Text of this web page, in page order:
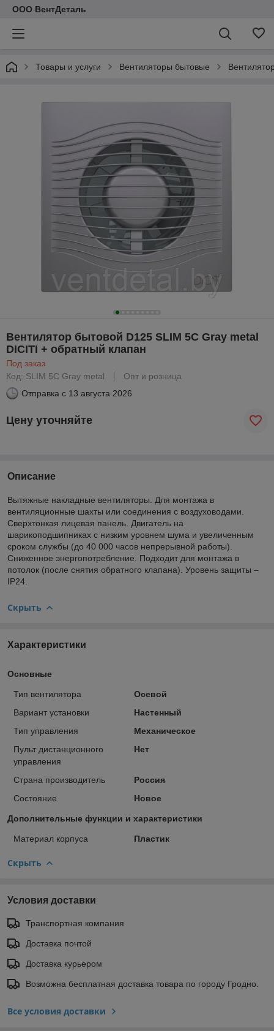
ООО ВентДеталь
Товары и услуги Вентиляторы бытовые
Вентилятор бытовой D125 SLIM 5C Gray metal
DICITI + обратный клапан
Под заказ
Код: SLIM 5C Gray metal
Опт и розница
Отправка с 13 августа 2026
Цену уточняйте
Описание
Вытяжные накладные вентиляторы. Для монтажа в
вентиляционные шахты или соединения с воздуховодами.
Сверхтонкая лицевая панель. Двигатель на
шарикоподшипниках с низким уровнем шума и увеличенным
сроком службы (до 40 000 часов непрерывной работы).
Сниженное энергопотребление. Подходит для монтажа в
потолок (после снятия обратного клапана). Уровень защиты –
IP24.
Скрыть
Характеристики
Основные
Тип вентилятора
Осевой
Вариант установки
Настенный
Тип управления
Механическое
Пульт дистанционного
управления
Нет
Страна производитель
Россия
Состояние
Новое
Дополнительные функции и характеристики
Материал корпуса Пластик
Скрыть
Условия доставки
Транспортная компания
Доставка почтой
Доставка курьером
Возможна бесплатная доставка товара по городу Гродно.
Все условия доставки